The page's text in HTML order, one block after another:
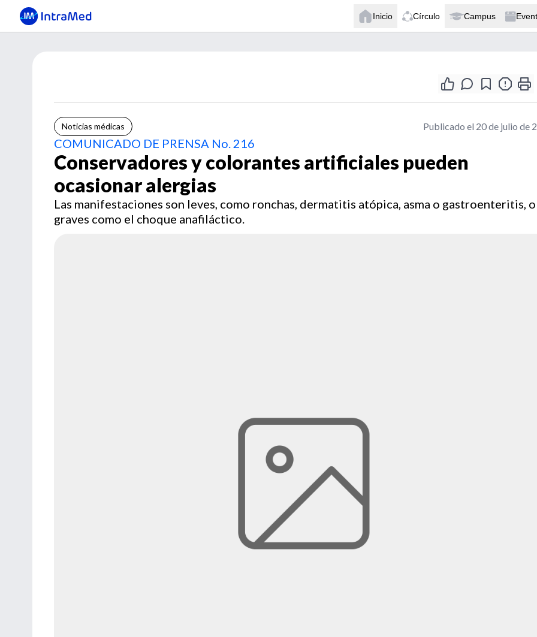
Inicio Círculo Campus
Noticias médicas Publicado el 20 de julio de
COMUNICADO DE PRENSA No. 216
Conservadores y colorantes artificiales pueden
ocasionar alergias
Las manifestaciones son leves, como ronchas, dermatitis atópica, asma o gastroenteritis, o
graves como el choque anafiláctico.